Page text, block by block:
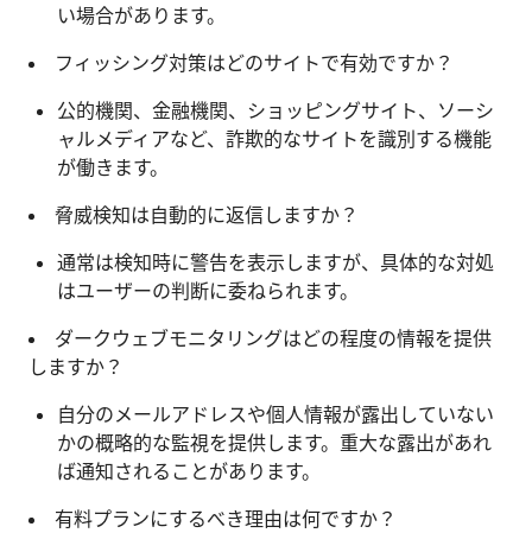
い場合があります。
フィッシング対策はどのサイトで有効ですか？
公的機関、金融機関、ショッピングサイト、ソーシ
ャルメディアなど、詐欺的なサイトを識別する機能
が働きます。
脅威検知は自動的に返信しますか？
通常は検知時に警告を表示しますが、具体的な対処
はユーザーの判断に委ねられます。
ダークウェブモニタリングはどの程度の情報を提供
しますか？
自分のメールアドレスや個人情報が露出していない
かの概略的な監視を提供します。重大な露出があれ
ば通知されることがあります。
有料プランにするべき理由は何ですか？